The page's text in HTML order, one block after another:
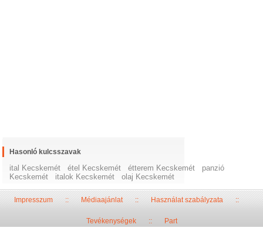
Hasonló kulcsszavak
ital Kecskemét étel Kecskemét étterem Kecskemét
panzió
Kecskemét
italok Kecskemét olaj Kecskemét
Impresszum::Médiaajánlat::Használat szabályzata::
Tevékenységek:: Part